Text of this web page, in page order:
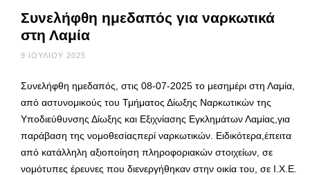
Συνελήφθη ημεδαπός για ναρκωτικά
στη Λαμία
9 ΙΟΥΛΊΟΥ 2025
Συνελήφθη ημεδαπός, στις 08-07-2025 το μεσημέρι στη Λαμία,
από αστυνομικούς του Τμήματος Δίωξης Ναρκωτικών της
Υποδιεύθυνσης Δίωξης και Εξιχνίασης Εγκλημάτων Λαμίας,για
παράβαση της νομοθεσίαςπερί ναρκωτικών. Ειδικότερα,έπειτα
από κατάλληλη αξιοποίηση πληροφοριακών στοιχείων, σε
νομότυπες έρευνες που διενεργήθηκαν στην οικία του, σε Ι.Χ.Ε.